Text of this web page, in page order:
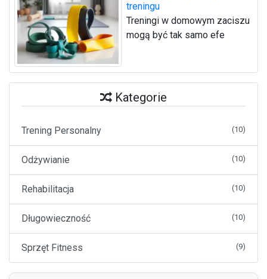
treningu
Treningi w domowym zaciszu
mogą być tak samo efe
Kategorie
Trening Personalny (10)
Odżywianie (10)
Rehabilitacja (10)
Długowieczność (10)
Sprzęt Fitness (9)